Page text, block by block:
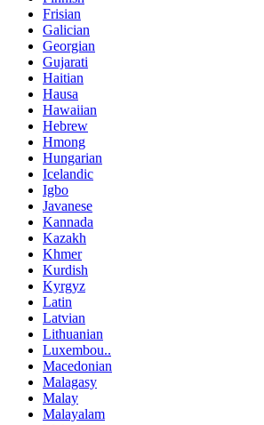
Frisian
Galician
Georgian
Gujarati
Haitian
Hausa
Hawaiian
Hebrew
Hmong
Hungarian
Icelandic
Igbo
Javanese
Kannada
Kazakh
Khmer
Kurdish
Kyrgyz
Latin
Latvian
Lithuanian
Luxembou..
Macedonian
Malagasy
Malay
Malayalam